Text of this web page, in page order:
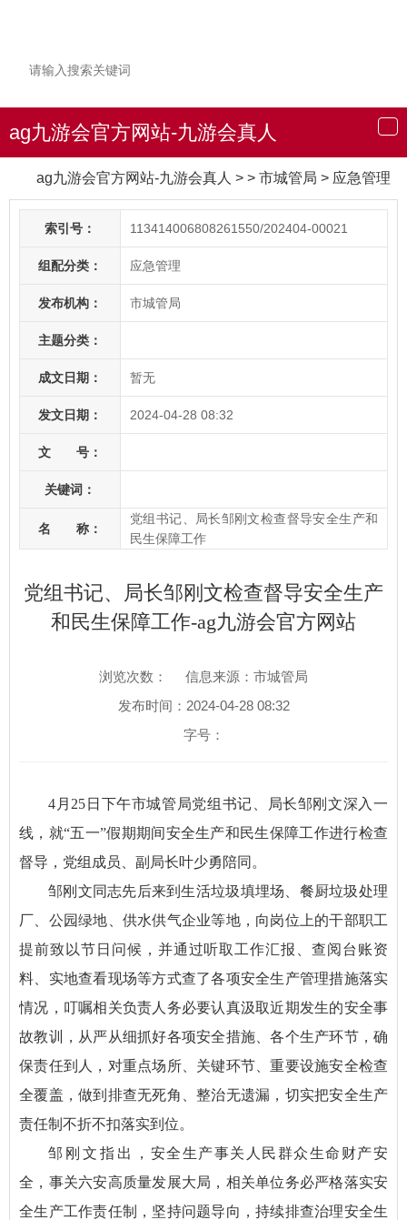
导
航
ag九游会官方网站-九游会真人
ag九游会官方网站-九游会真人 > > 市城管局 > 应急管理
索引号： 113414006808261550/202404-00021
组配分类： 应急管理
发布机构： 市城管局
主题分类：
成文日期： 暂无
发文日期： 2024-04-28 08:32
文 号：
关键词：
名 称：
党组书记、局长邹刚文检查督导安全生产和
民生保障工作
党组书记、局长邹刚文检查督导安全生产
和民生保障工作-ag九游会官方网站
浏览次数：
信息来源：市城管局
发布时间：2024-04-28 08:32
字号：
4月25日下午市城管局党组书记、局长邹刚文深入一
线，就“五一”假期期间安全生产和民生保障工作进行检查
督导，党组成员、副局长叶少勇陪同。
邹刚文同志先后来到生活垃圾填埋场、餐厨垃圾处理
厂、公园绿地、供水供气企业等地，向岗位上的干部职工
提前致以节日问候，并通过听取工作汇报、查阅台账资
料、实地查看现场等方式查了各项安全生产管理措施落实
情况，叮嘱相关负责人务必要认真汲取近期发生的安全事
故教训，从严从细抓好各项安全措施、各个生产环节，确
保责任到人，对重点场所、关键环节、重要设施安全检查
全覆盖，做到排查无死角、整治无遗漏，切实把安全生产
责任制不折不扣落实到位。
邹刚文指出
，安全生产事关人民群众生命财产安
全，事关六安高质量发展大局，相关单位务必严格落实安
全生产工作责任制，坚持问题导向，持续排查治理安全生